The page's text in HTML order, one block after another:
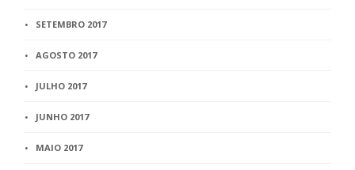
SETEMBRO 2017
AGOSTO 2017
JULHO 2017
JUNHO 2017
MAIO 2017